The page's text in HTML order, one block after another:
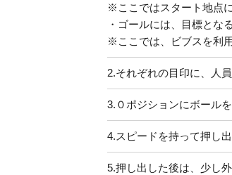
※ここではスタート地点
・ゴールには、目標とな
※ここでは、ビブスを利
2.それぞれの目印に、人
3. ０ポジションにボール
4.スピードを持って押し
5.押し出した後は、少し